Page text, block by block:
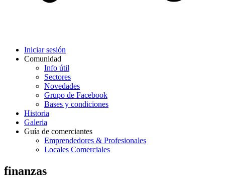
Iniciar sesión
Comunidad
Info útil
Sectores
Novedades
Grupo de Facebook
Bases y condiciones
Historia
Galeria
Guía de comerciantes
Emprendedores & Profesionales
Locales Comerciales
finanzas